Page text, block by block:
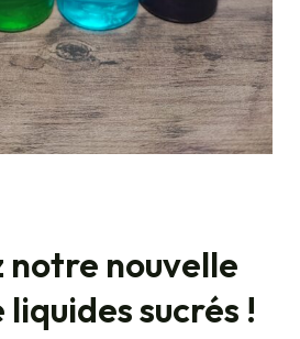
notre nouvelle
sucrés !